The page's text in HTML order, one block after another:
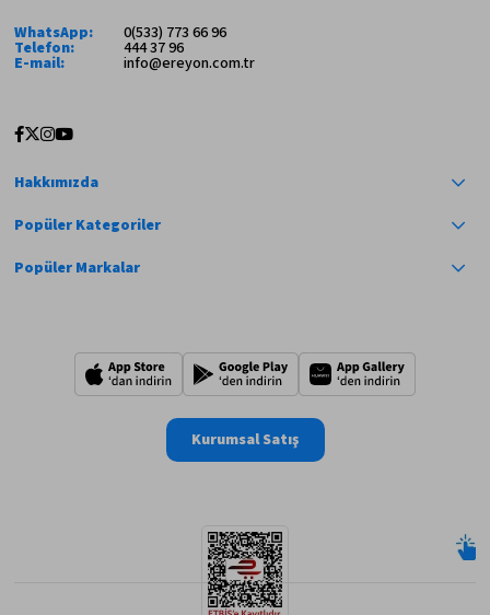
WhatsApp: 0(533) 773 66 96
Telefon: 444 37 96
E-mail: info@ereyon.com.tr
Hakkımızda
Popüler Kategoriler
Popüler Markalar
Kurumsal Satış